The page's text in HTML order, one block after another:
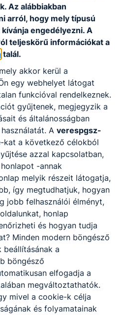
Az alábbiakban
arról, hogy mely típusú
engedélyezni. A
teljeskörű információkat a
talál.
akkor kerül a
egy webhelyet látogat
funkcióval rendelkeznek.
gyűjtenek, megjegyzik a
és általánosságban
A verespgsz-
kat a következő célokból
azzal kapcsolatban,
-annak
melyik részeit látogatja,
így megtudhatjuk, hogyan
jobb felhasználói élményt,
honlap
és hogyan tudja
Minden modern böngésző
a
böngésző
elfogadja a
megváltoztathatók.
mivel a cookie-k célja
és folyamatainak